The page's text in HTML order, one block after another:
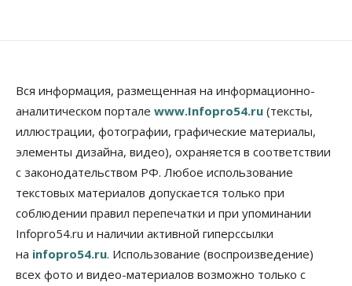
Новосибирск готовится к визиту Владимира
Путина
06 Августа 2026, 12:05
Бизнес Недвижимость Общество
Росреестр назвал главные причины
отказов в регистрации недвижимости в НСО
06 Августа 2026, 12:00
Телекоммуникации
В 16 населённых пунктах Мошковского района
модернизировали мобильную связь
06 Августа 2026, 11:35
Вся информация, размещенная на информационно-
аналитическом портале www.Infopro54.ru (тексты,
иллюстрации, фотографии, графические материалы,
элементы дизайна, видео), охраняется в соответствии
с законодательством РФ. Любое использование
текстовых материалов допускается только при
соблюдении правил перепечатки и при упоминании
Infopro54.ru и наличии активной гиперссылки
на infopro54.ru. Использование (воспроизведение)
всех фото и видео-материалов возможно только с